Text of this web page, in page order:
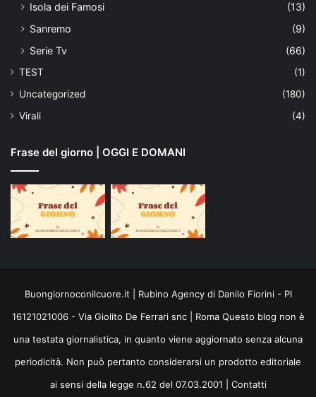
Isola dei Famosi
(13)
Sanremo
(9)
Serie Tv
(66)
TEST
(1)
Uncategorized
(180)
Virali
(4)
Frase del giorno | OGGI E DOMANI
Buongiornoconilcuore.it | Rubino Agency di Danilo Fiorini - PI
16121021006 - Via Giolito De Ferrari snc | Roma Questo blog non è
una testata giornalistica, in quanto viene aggiornato senza alcuna
periodicità. Non può pertanto considerarsi un prodotto editoriale
ai sensi della legge n.62 del 07.03.2001 | Contatti